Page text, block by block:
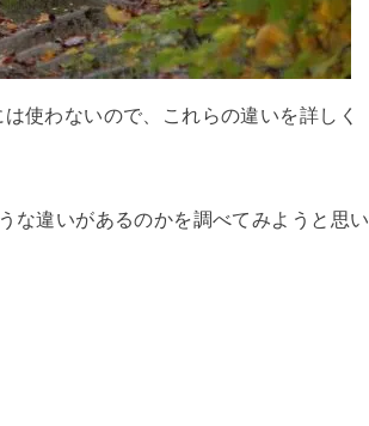
使わないので、これらの違いを詳しく
な違いがあるのかを調べてみようと思い